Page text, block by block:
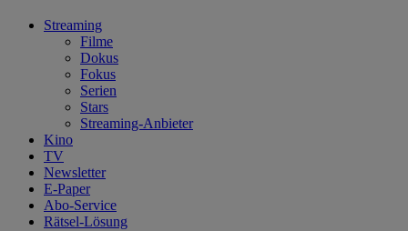
Streaming
Filme
Dokus
Fokus
Serien
Stars
Streaming-Anbieter
Kino
TV
Newsletter
E-Paper
Abo-Service
Rätsel-Lösung